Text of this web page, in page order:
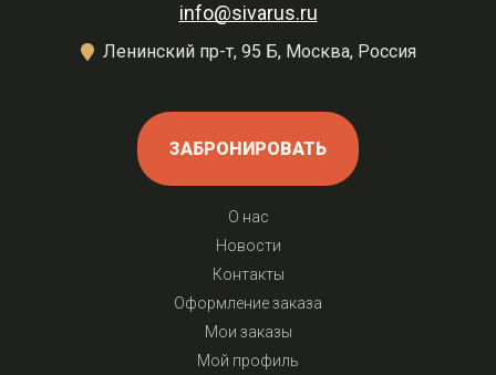
info@sivarus.ru
Ленинский пр-т, 95 Б, Москва, Россия
ЗАБРОНИРОВАТЬ
О нас
Новости
Контакты
Оформление заказа
Мои заказы
Мой профиль